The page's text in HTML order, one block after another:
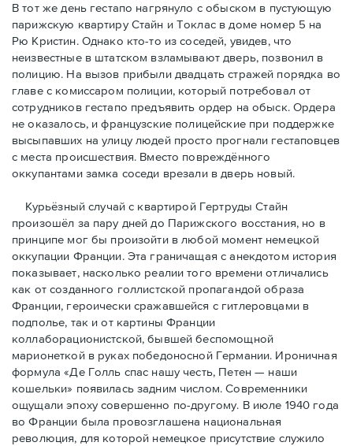
В тот же день гестапо нагрянуло с обыском в пустующую
парижскую квартиру Стайн и Токлaс в домe номер 5 на
Рю Кристин. Однако кто-то из соседей, увидев, что
неизвестные в штатском взламывают дверь, позвонил в
полицию. На вызов прибыли двадцать стражей порядка во
главе с комиссаром полиции, который потребовал от
сотрудников гестапо предъявить ордер на обыск. Ордера
не оказалось, и французские полицейские при поддержке
высыпавших на улицу людей просто прогнали гестаповцев
с места происшествия. Вместо повреждённого
оккупантами замка соседи врезали в дверь новый.
Курьёзный случай с квартирой Гертруды Стайн
произошёл за пару дней до Парижского восстания, но в
принципe мог бы произойти в любой момент немецкой
оккупации Франции. Эта граничащая с анекдотом история
показывает, насколько реалии того времени отличались
как от созданного голлистской пропагандой образа
Франции, героически сражавшейся с гитлеровцами в
подполье, так и от картины Франции
коллаборационистской, бывшей беспомощной
марионеткой в руках победоносной Германии. Ироничная
формула «Де Голль спас нашу честь, Петен — наши
кошельки» появилась задним числом. Современники
ощущали эпоху совершенно по-другому. В июле 1940 года
во Франции была провозглашена национальная
революция, для которой немецкое присутствие служило